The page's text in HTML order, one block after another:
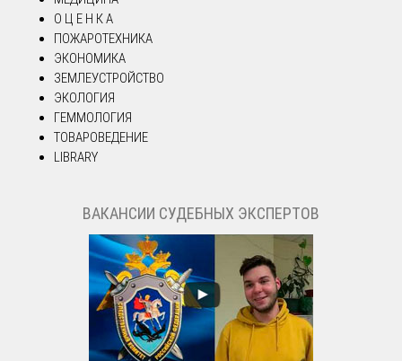
О Ц Е Н К А
ПОЖАРОТЕХНИКА
ЭКОНОМИКА
ЗЕМЛЕУСТРОЙСТВО
ЭКОЛОГИЯ
ГЕММОЛОГИЯ
ТОВАРОВЕДЕНИЕ
LIBRARY
ВАКАНСИИ СУДЕБНЫХ ЭКСПЕРТОВ